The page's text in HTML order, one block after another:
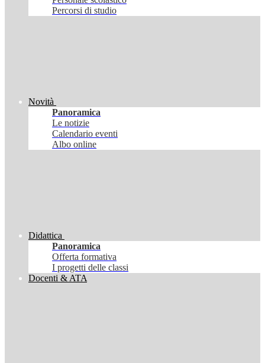
Percorsi di studio
Novità
Panoramica
Le notizie
Calendario eventi
Albo online
Didattica
Panoramica
Offerta formativa
I progetti delle classi
Docenti & ATA